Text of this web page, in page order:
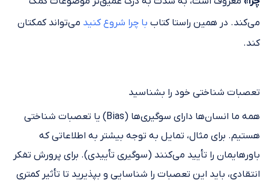
می‌کند. در همین راستا کتاب با چرا شروع کنید می‌تواند کمکتان
کند.
تعصبات شناختی خود را بشناسید
همه ما انسان‌ها دارای سوگیری‌ها (Bias) یا تعصبات شناختی
هستیم. برای مثال، تمایل به توجه بیشتر به اطلاعاتی که
باورهایمان را تأیید می‌کنند (سوگیری تأییدی). برای پرورش تفکر
انتقادی، باید این تعصبات را شناسایی و بپذیرید تا تأثیر کمتری